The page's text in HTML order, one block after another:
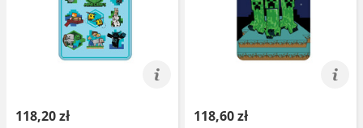
118,20 zł 118,60 zł